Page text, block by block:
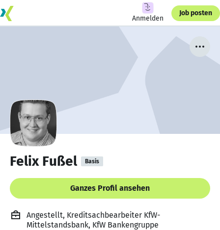
Anmelden
Job posten
Felix Fußel Basis
Ganzes Profil ansehen
Angestellt, Kreditsachbearbeiter KfW-
Mittelstandsbank, KfW Bankengruppe